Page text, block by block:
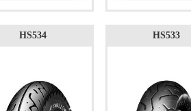
HS534 HS533